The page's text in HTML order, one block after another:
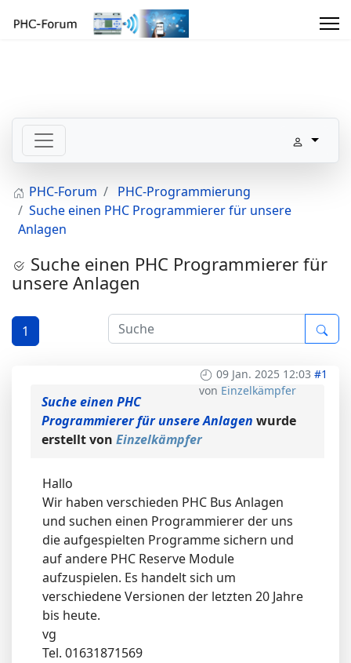
PHC-Forum
PHC-Programmierung
Suche einen PHC Programmierer für unsere
Anlagen
Suche einen PHC Programmierer für
unsere Anlagen
1
09 Jan. 2025 12:03 #1
von Einzelkämpfer
Suche einen PHC
Programmierer für unsere Anlagen wurde
erstellt von Einzelkämpfer
Hallo
Wir haben verschieden PHC Bus Anlagen
und suchen einen Programmierer der uns
die aufgespielten Programme sichern und
auf andere PHC Reserve Module
aufzuspielen. Es handelt sich um
verschiedene Versionen der letzten 20 Jahre
bis heute.
vg
Tel. 01631871569